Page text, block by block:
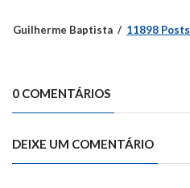
Guilherme Baptista 11898 Posts
0 COMENTÁRIOS
DEIXE UM COMENTÁRIO